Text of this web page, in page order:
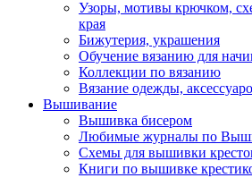
Узоры, мотивы крючком,
края
Бижутерия, украшения
Обучение вязанию для
Коллекции по вязанию
Вязание одежды,
Вышивание
Вышивка бисером
Любимые журналы по
Схемы для вышивки
Книги по вышивке